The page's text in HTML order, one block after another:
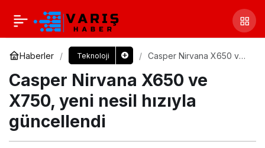
Haberler Teknoloji
Casper Nirvana X650 ve
güncellendi
Casper Nirvana X650 ve
X750, yeni nesil hızıyla
güncellendi